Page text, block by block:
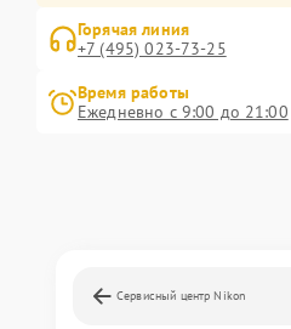
Горячая линия
+7 (495) 023-73-25
Время работы
Ежедневно с 9:00 до 21:00
Сервисный центр Nikon